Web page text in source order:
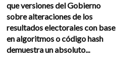
que versiones del Gobierno
sobre alteraciones de los
resultados electorales con base
en algoritmos o código hash
demuestra un absoluto...